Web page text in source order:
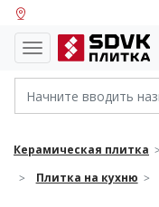
Керамическая плитка
Плитка на кухню